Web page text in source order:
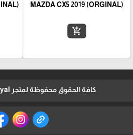
MAZDA CX5 2019 (ORGINAL)
add_shopping_cart
كافة الحقوق محفوظة لمتجر Auto Royal ©